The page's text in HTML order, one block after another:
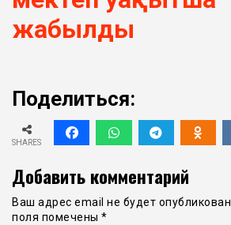
жабылды
Поделиться:
SHARES
Добавить комментарий
Ваш адрес email не будет опубликован.
поля помечены *